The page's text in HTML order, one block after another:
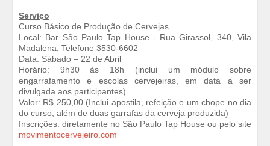
Serviço
Curso Básico de Produção de Cervejas
Local: Bar São Paulo Tap House - Rua Girassol, 340, Vila
Madalena. Telefone 3530-6602
Data: Sábado – 22 de Abril
Horário: 9h30 às 18h (inclui um módulo sobre
engarrafamento e escolas cervejeiras, em data a ser
divulgada aos participantes).
Valor: R$ 250,00 (Inclui apostila, refeição e um chope no dia
do curso, além de duas garrafas da cerveja produzida)
Inscrições: diretamente no São Paulo Tap House ou pelo site
movimentocervejeiro.com